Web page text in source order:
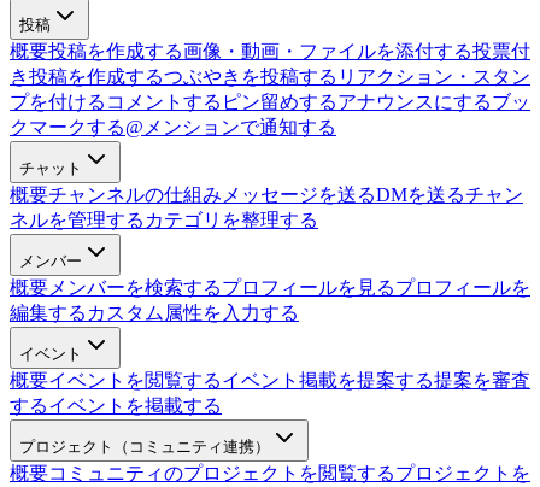
投稿
概要投稿を作成する画像・動画・ファイルを添付する投票付
き投稿を作成するつぶやきを投稿する リアクション・スタン
プを付ける コメントする ピン留めするアナウンスにするブッ
クマークする@メンションで通知する
チャット
概要チャンネルの仕組み メッセージを送るDMを送るチャン
ネルを管理する カテゴリを整理する
メンバー
概要 メンバーを検索するプロフィールを見るプロフィールを
編集する カスタム属性を入力する
イベント
概要イベントを閲覧するイベント掲載を提案する提案を審査
するイベントを掲載する
プロジェクト（コミュニティ連携）
概要コミュニティのプロジェクトを閲覧するプロジェクトを